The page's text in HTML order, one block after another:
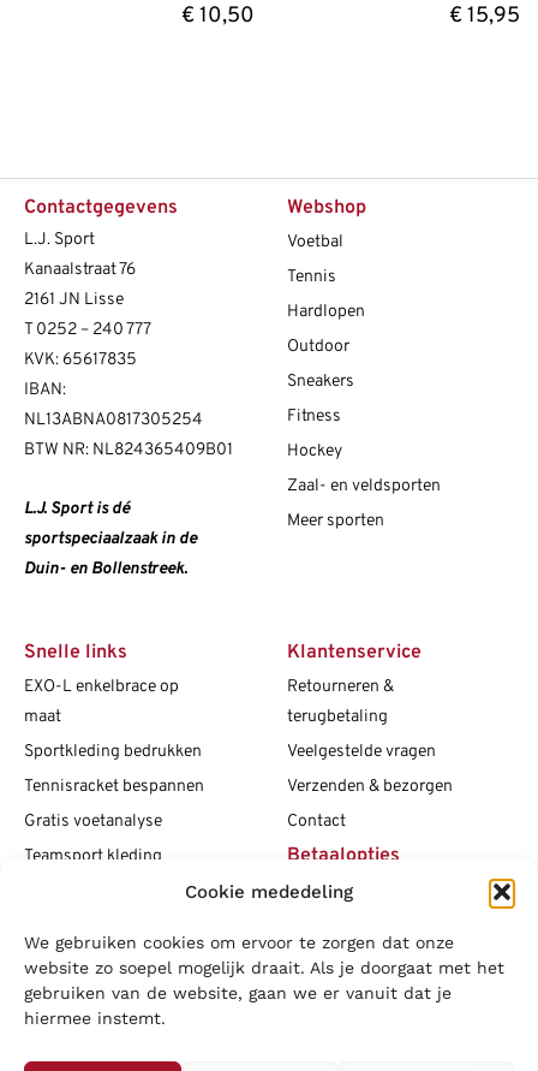
Cookie mededeling
We gebruiken cookies om ervoor te zorgen dat onze
website zo soepel mogelijk draait. Als je doorgaat met het
gebruiken van de website, gaan we er vanuit dat je
hiermee instemt.
€10,50 €15,95
Contactgegevens
L.J. Sport
Kanaalstraat 76
2161 JN Lisse
T0252 – 240 777
KVK: 65617835
IBAN:
NL13ABNA0817305254
BTW NR: NL824365409B01
L.J. Sport is dé
sportspeciaalzaak in de
Duin- en Bollenstreek.
Webshop
Voetbal
Tennis
Hardlopen
Outdoor
Sneakers
Fitness
Hockey
Zaal- en veldsporten
Meer sporten
Snelle links
EXO-L enkelbrace op
maat
Sportkleding bedrukken
Tennisracket bespannen
Gratis voetanalyse
Teamsport kleding
Vacatures
Blogs
Klantenservice
Retourneren &
terugbetaling
Veelgestelde vragen
Verzenden & bezorgen
Contact
Betaalopties
Social media